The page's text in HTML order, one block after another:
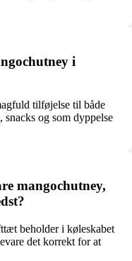
i
tilføjelse til både
snacks og som dyppelse
mangochutney,
beholder i køleskabet
det korrekt for at